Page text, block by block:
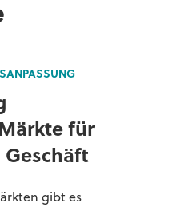
für
Geschäft
gibt es